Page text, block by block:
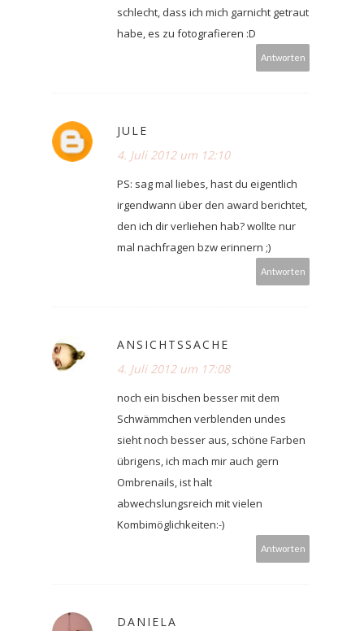
schlecht, dass ich mich garnicht getraut
habe, es zu fotografieren :D
Antworten
JULE
4. Juli 2012 um 12:10
PS: sag mal liebes, hast du eigentlich
irgendwann über den award berichtet,
den ich dir verliehen hab? wollte nur
mal nachfragen bzw erinnern ;)
Antworten
ANSICHTSSACHE
4. Juli 2012 um 17:08
noch ein bischen besser mit dem
Schwämmchen verblenden undes
sieht noch besser aus, schöne Farben
übrigens, ich mach mir auch gern
Ombrenails, ist halt
abwechslungsreich mit vielen
Kombimöglichkeiten:-)
Antworten
DANIELA